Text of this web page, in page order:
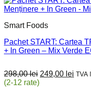
Smart Foods
Pachet START: Cartea
+ In Green – Mix Verde
298,00lei Prețul
249,00 lei TVA